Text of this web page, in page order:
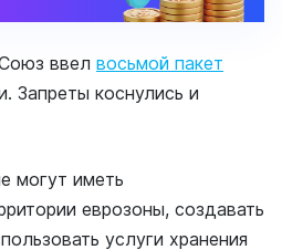
ввел восьмой пакет
Запреты коснулись и
могут иметь
еврозоны, создавать
услуги хранения